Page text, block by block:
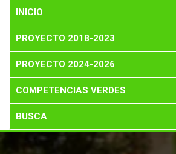
INICIO
PROYECTO 2018-2023
PROYECTO 2024-2026
COMPETENCIAS VERDES
BUSCA